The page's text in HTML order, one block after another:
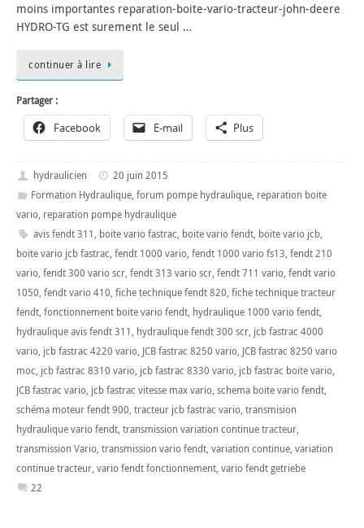
moins importantes reparation-boite-vario-tracteur-john-deere
HYDRO-TG est surement le seul …
continuer à lire
Partager :
Facebook E-mail Plus
hydraulicien
20 juin 2015
Formation Hydraulique, forum pompe hydraulique, reparation boite
vario, reparation pompe hydraulique
avis fendt 311, boite vario fastrac, boite vario fendt, boite vario jcb,
boite vario jcb fastrac, fendt 1000 vario, fendt 1000 vario fs13, fendt 210
vario, fendt 300 vario scr, fendt 313 vario scr, fendt 711 vario, fendt vario
1050, fendt vario 410, fiche technique fendt 820, fiche technique tracteur
fendt, fonctionnement boite vario fendt, hydraulique 1000 vario fendt,
hydraulique avis fendt 311, hydraulique fendt 300 scr, jcb fastrac 4000
vario, jcb fastrac 4220 vario, JCB fastrac 8250 vario, JCB fastrac 8250 vario
moc, jcb fastrac 8310 vario, jcb fastrac 8330 vario, jcb fastrac boite vario,
JCB fastrac vario, jcb fastrac vitesse max vario, schema boite vario fendt,
schéma moteur fendt 900, tracteur jcb fastrac vario, transmision
hydraulique vario fendt, transmission variation continue tracteur,
transmission Vario, transmission vario fendt, variation continue, variation
continue tracteur, vario fendt fonctionnement, vario fendt getriebe
22